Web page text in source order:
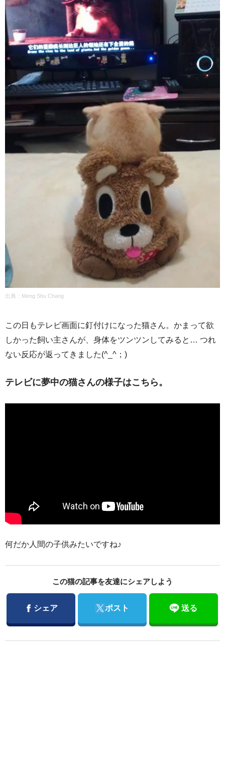
出典： Meng Shu Chang
この日もテレビ画面に釘付けになった猫さん。かまって欲
しかった飼い主さんが、身体をツンツンしてみると… つれ
ない反応が返ってきました(^_^；)
テレビに夢中の猫さんの様子はこちら。
何だか人間の子供みたいですね♪
この猫の記事を友達にシェアしよう
Facebook
シェア Twitter
ポスト 送る